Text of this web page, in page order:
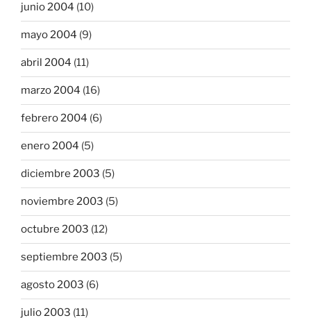
junio 2004 (10)
mayo 2004 (9)
abril 2004 (11)
marzo 2004 (16)
febrero 2004 (6)
enero 2004 (5)
diciembre 2003 (5)
noviembre 2003 (5)
octubre 2003 (12)
septiembre 2003 (5)
agosto 2003 (6)
julio 2003 (11)